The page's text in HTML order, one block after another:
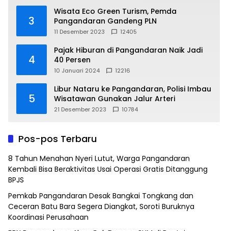
3
Wisata Eco Green Turism, Pemda
Pangandaran Gandeng PLN
11 Desember 2023 12405
4
Pajak Hiburan di Pangandaran Naik Jadi
40 Persen
10 Januari 2024 12216
5
Libur Nataru ke Pangandaran, Polisi Imbau
Wisatawan Gunakan Jalur Arteri
21 Desember 2023 10784
Pos-pos Terbaru
8 Tahun Menahan Nyeri Lutut, Warga Pangandaran
Kembali Bisa Beraktivitas Usai Operasi Gratis Ditanggung
BPJS
Pemkab Pangandaran Desak Bangkai Tongkang dan
Ceceran Batu Bara Segera Diangkat, Soroti Buruknya
Koordinasi Perusahaan